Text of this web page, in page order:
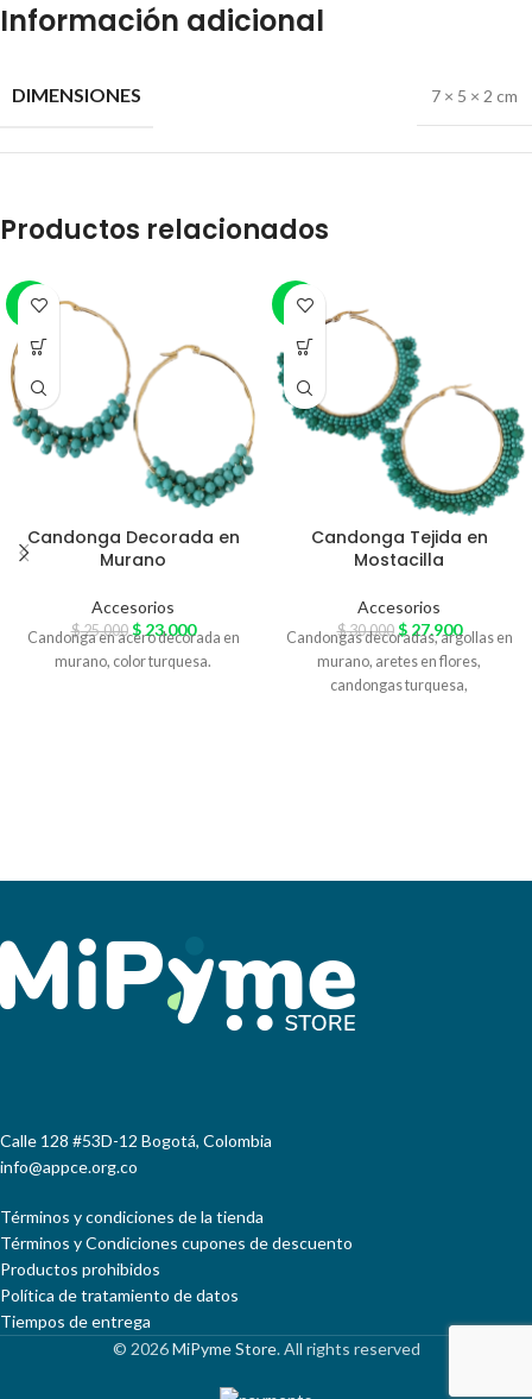
Información adicional
DIMENSIONES 7 × 5 × 2 cm
Productos relacionados
-8%
Candonga Decorada en
Murano
Accesorios
$25.000 $23.000
Candonga en acero decorada en
murano, color turquesa.
-7%
Candonga Tejida en
Mostacilla
Accesorios
$30.000 $27.900
Candongas decoradas, argollas en
murano, aretes en flores,
candongas turquesa,
Calle 128 #53D-12 Bogotá, Colombia
info@appce.org.co
Términos y condiciones de la tienda
Términos y Condiciones cupones de descuento
Productos prohibidos
Política de tratamiento de datos
Tiempos de entrega
© 2026MiPyme Store. All rights reserved